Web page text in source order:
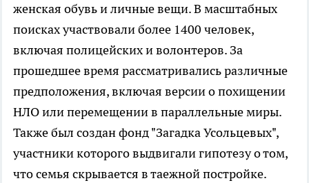
женская обувь и личные вещи. В масштабных
поисках участвовали более 1400 человек,
включая полицейских и волонтеров. За
прошедшее время рассматривались различные
предположения, включая версии о похищении
НЛО или перемещении в параллельные миры.
Также был создан фонд "Загадка Усольцевых",
участники которого выдвигали гипотезу о том,
что семья скрывается в таежной постройке.